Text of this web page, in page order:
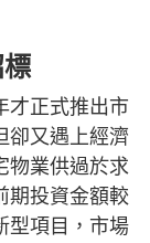
才正式推出市
卻又遇上經濟
物業供過於求
期投資金額較
型項目，市場